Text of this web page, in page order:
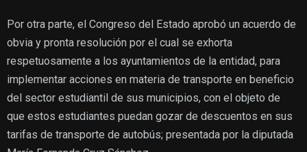
Por otra parte, el Congreso del Estado aprobó un acuerdo de
obvia y pronta resolución por el cual se exhorta
respetuosamente a los ayuntamientos de la entidad, para
implementar acciones en materia de transporte en beneficio
del sector estudiantil de sus municipios, con el objeto de
que estos estudiantes puedan gozar de descuentos en sus
tarifas de transporte de autobús; presentada por la diputada